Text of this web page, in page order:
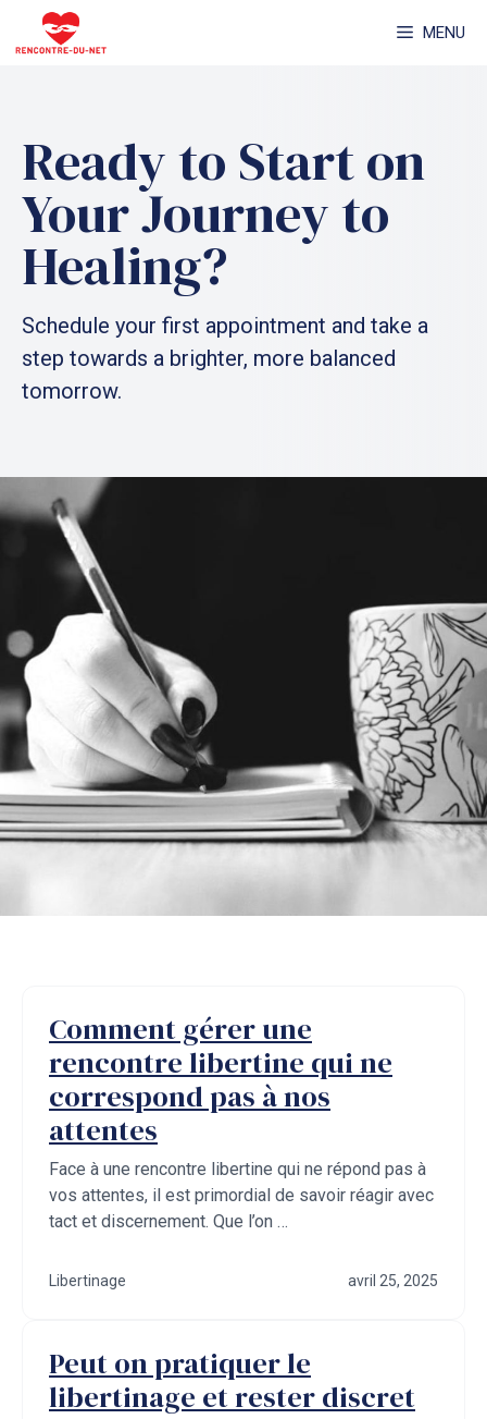
au
MENU
Ready to Start on
Your Journey to
Healing?
Schedule your first appointment and take a
step towards a brighter, more balanced
tomorrow.
Comment gérer une
rencontre libertine qui ne
correspond pas à nos
attentes
Face à une rencontre libertine qui ne répond pas à
vos attentes, il est primordial de savoir réagir avec
tact et discernement. Que l’on …
Libertinage avril 25, 2025
Peut on pratiquer le
libertinage et rester discret